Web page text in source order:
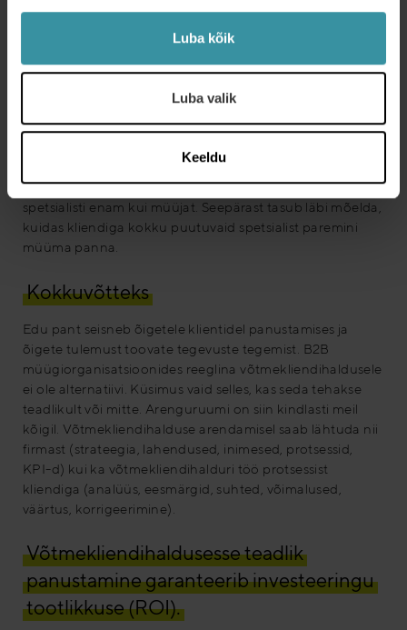
Luba kõik
Luba valik
Keeldu
ja ülejäänud kliendid on antud edasimüüjatele. Eesti
väiksust arvestades on on võtmekliendihalduritele antud
siin erinevaid. Sageli müüvad ühele võtmekliendile
erinevad tootejuhid, kes soovivad ise otsustada. Aga siiski
võtmekliendihalduri poolt koordineerituna. Ei tasu ka
alahinnata spetsialisti rolli müümisel. Klient sageli usaldab
spetsialisti enam kui müüjat. Seepärast tasub läbi mõelda,
kuidas kliendiga kokku puutuvaid spetsialist paremini
müüma panna.
Kokkuvõtteks
Edu pant seisneb õigetele klientidel panustamises ja
õigete tulemust toovate tegevuste tegemist. B2B
müügiorganisatsioonides reeglina võtmekliendihaldusele
ei ole alternatiivi. Küsimus vaid selles, kas seda tehakse
teadlikult või mitte. Arenguruumi on siin kindlasti meil
kõigil. Võtmekliendihalduse arendamisel saab lähtuda nii
firmast (strateegia, lahendused, inimesed, protsessid,
KPI-d) kui ka võtmekliendihalduri töö protsessist
kliendiga (analüüs, eesmärgid, suhted, võimalused,
väärtus, korrigeerimine).
Võtmekliendihaldusesse teadlik
panustamine garanteerib investeeringu
tootlikkuse (ROI).